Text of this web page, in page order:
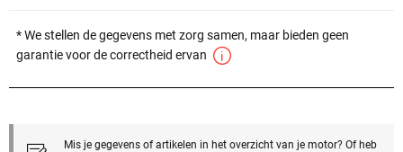
* We stellen de gegevens met zorg samen, maar bieden geen
garantie voor de correctheid ervan
Mis je gegevens of artikelen in het overzicht van je motor? Of heb